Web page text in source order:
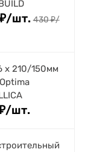
₽/шт. 430₽/
х 210/150мм
/шт.